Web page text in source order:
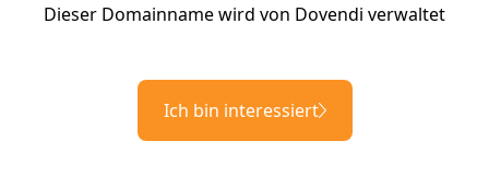
Dieser Domainname wird von Dovendi verwaltet
Ich bin interessiert